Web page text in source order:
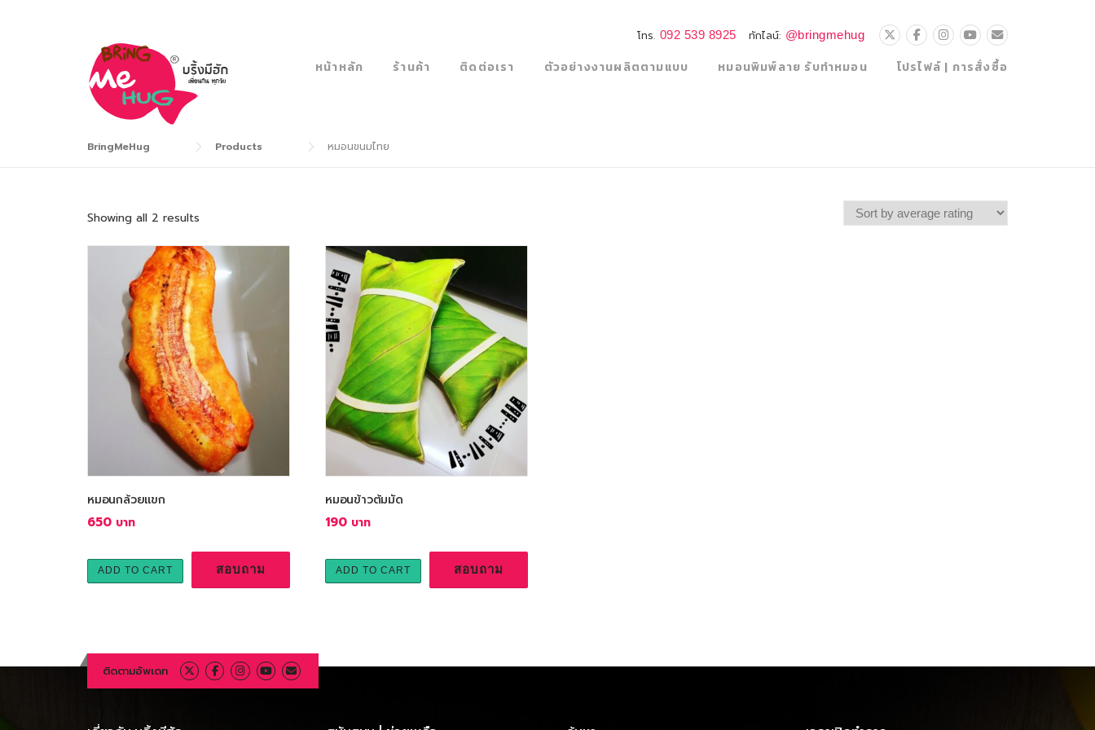
ทักไลน์: @bringmehug
โทร. 092 539 8925
หน้าหลัก ร้านค้า ติดต่อเรา ตัวอย่างงานผลิตตามแบบ หมอนพิมพ์ลาย รับทำหมอน โปรไฟล์ | การสั่งซื้อ
BringMeHug Products หมอนขนมไทย
Showing all 2 results
r
t
e
d
b
a
v
e
r
a
g
e
i
g
หมอนกล้วยแขก
650
ADD TO CART สอบถาม
หมอนข้าวต้มมัด
190
ADD TO CART สอบถาม
ติดตามอัพเดท